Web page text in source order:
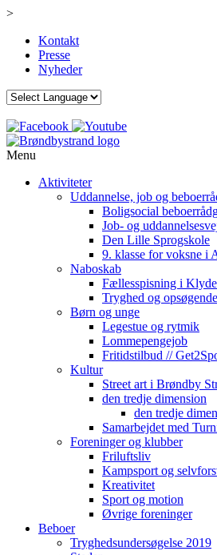
>
Kontakt
Presse
Nyheder
Menu
Aktiviteter
Uddannelse, job og
Boligsocial
Job- og
Den Lille Sprogskole
9. klasse for voksne i
Naboskab
Fællesspisning i
Tryghed og
Børn og unge
Legestue og rytmik
Lommepengejob
Fritidstilbud //
Kultur
Street art i Brøndby
den tredje dimension
den tredje
Samarbejdet med
Foreninger og klubber
Friluftsliv
Kampsport og
Kreativitet
Sport og motion
Øvrige foreninger
Beboer
Tryghedsundersøgelse 2019